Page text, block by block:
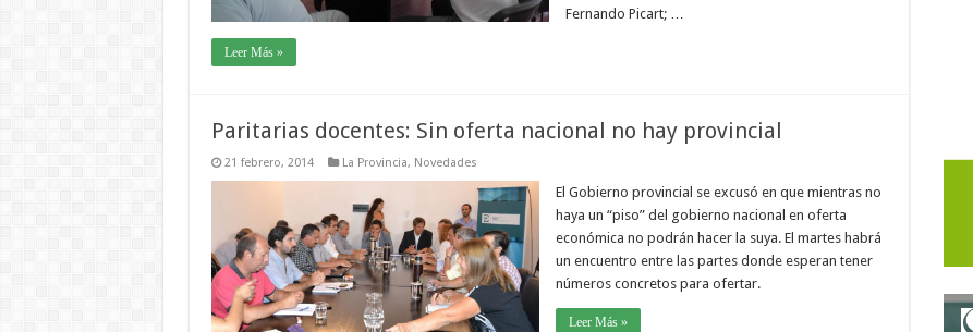
Fernando Picart; …
Leer Más »
Paritarias docentes: Sin oferta nacional no hay provincial
21 febrero, 2014 La Provincia, Novedades
El Gobierno provincial se excusó en que mientras no
haya un “piso” del gobierno nacional en oferta
económica no podrán hacer la suya. El martes habrá
un encuentro entre las partes donde esperan tener
números concretos para ofertar.
Leer Más »